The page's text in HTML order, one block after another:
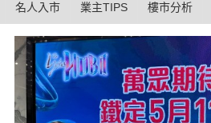
名人入市 業主TIPS 樓市分析